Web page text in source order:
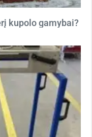
kupolo gamybai?